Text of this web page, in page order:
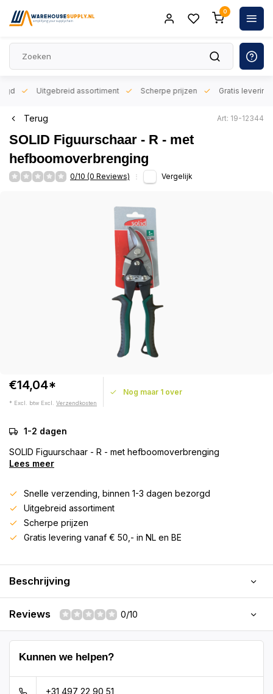
0
Uitgebreid assortiment Scherpe prijzen Gratis levering
Terug Art: 19-12344
SOLID Figuurschaar - R - met
hefboomoverbrenging
0/10 (0 Reviews) Vergelijk
€14,04*
* Excl. btw Excl. Verzendkosten
Nog maar 1 over
1-2 dagen
SOLID Figuurschaar - R - met hefboomoverbrenging
Lees meer
Snelle verzending, binnen 1-3 dagen bezorgd
Uitgebreid assortiment
Scherpe prijzen
Gratis levering vanaf € 50,- in NL en BE
Beschrijving
Reviews 0/10
Kunnen we helpen?
+31 497 22 90 51